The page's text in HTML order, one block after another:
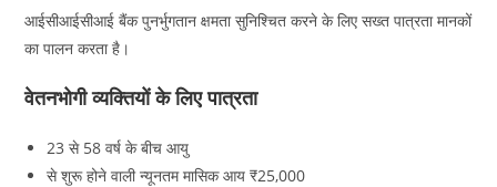
आईसीआईसीआई बैंक पुनर्भुगतान क्षमता सुनिश्चित करने के लिए सख्त पात्रता मानकों
का पालन करता है।
वेतनभोगी व्यक्तियों के लिए पात्रता
23 से 58 वर्ष के बीच आयु
से शुरू होने वाली न्यूनतम मासिक आय ₹25,000